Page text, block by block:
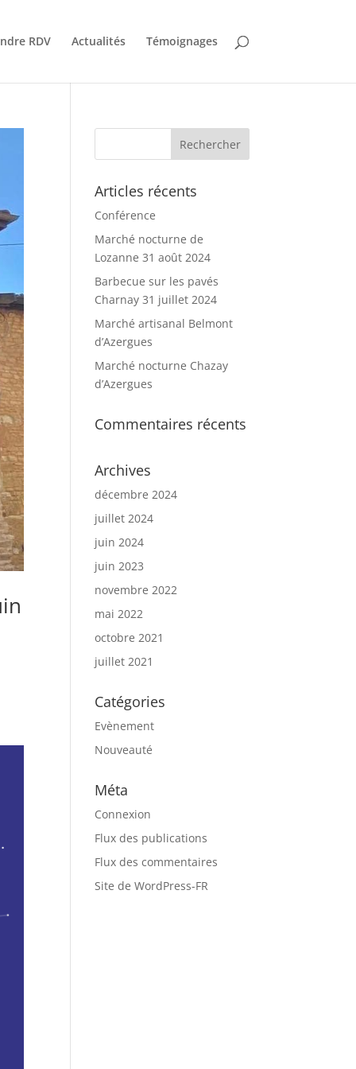
RDV Actualités Témoignages
Articles récents
Conférence
Marché nocturne de
Lozanne 31 août 2024
Barbecue sur les pavés
Charnay 31 juillet 2024
Marché artisanal Belmont
d’Azergues
Marché nocturne Chazay
d’Azergues
Commentaires récents
Archives
décembre 2024
juillet 2024
juin 2024
juin 2023
novembre 2022
mai 2022
octobre 2021
juillet 2021
Catégories
Evènement
Nouveauté
Méta
Connexion
Flux des publications
Flux des commentaires
Site de WordPress-FR